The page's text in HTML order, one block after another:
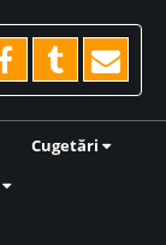
Cugetări